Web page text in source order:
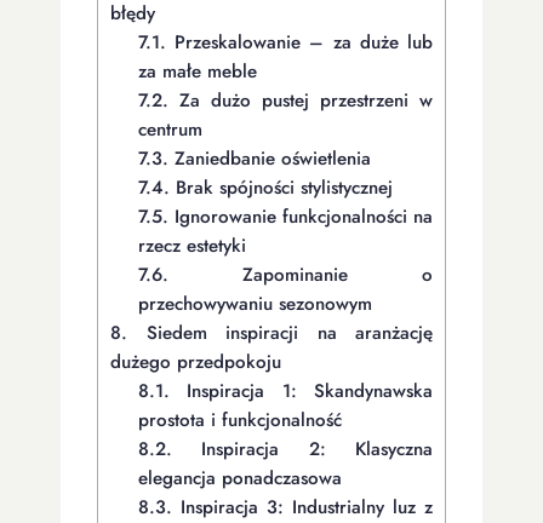
błędy
7.1. Przeskalowanie – za duże lub
za małe meble
7.2. Za dużo pustej przestrzeni w
centrum
7.3. Zaniedbanie oświetlenia
7.4. Brak spójności stylistycznej
7.5. Ignorowanie funkcjonalności na
rzecz estetyki
7.6. Zapominanie o
przechowywaniu sezonowym
8. Siedem inspiracji na aranżację
dużego przedpokoju
8.1. Inspiracja 1: Skandynawska
prostota i funkcjonalność
8.2. Inspiracja 2: Klasyczna
elegancja ponadczasowa
8.3. Inspiracja 3: Industrialny luz z